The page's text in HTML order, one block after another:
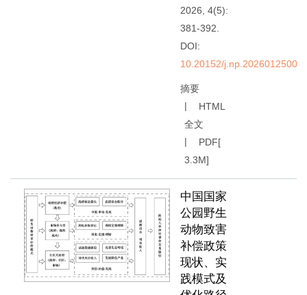
2026, 4(5):
381-392.
DOI:
10.20152/
摘要
HTML
全文
PDF[
3.3M]
中国国家
公园野生
动物致害
补偿政策
现状、实
践模式及